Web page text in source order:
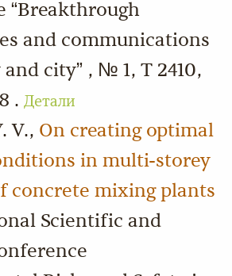
“Breakthrough
and communications
city” , № 1, Т 2410,
. Детали
V., On creating optimal
in multi-storey
concrete mixing plants
Scientific and